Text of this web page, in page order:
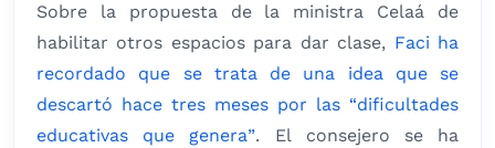
Sobre la propuesta de la ministra Celaá de
habilitar otros espacios para dar clase, Faci ha
recordado que se trata de una idea que se
descartó hace tres meses por las “dificultades
educativas que genera”. El consejero se ha